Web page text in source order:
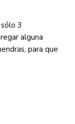
3
alguna
para que